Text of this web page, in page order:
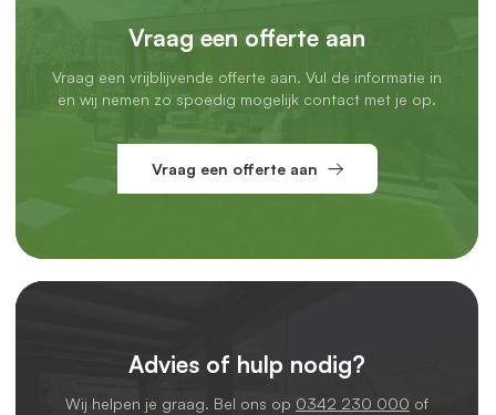
Vraag een offerte aan
Vraag een vrijblijvende offerte aan. Vul de informatie in
en wij nemen zo spoedig mogelijk contact met je op.
Vraag een offerte aan
Advies of hulp nodig?
Wij helpen je graag. Bel ons op 0342 230 000 of